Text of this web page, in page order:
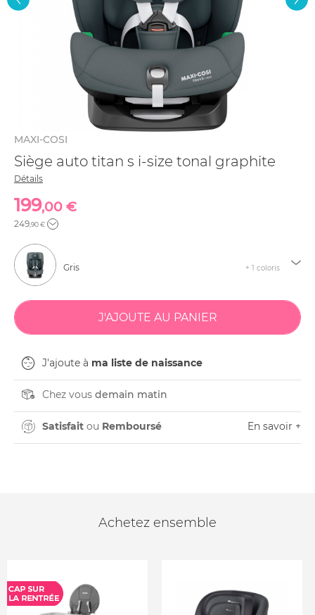
MAXI-COSI
Siège auto titan s i-size tonal graphite
Détails
199,00 €
249,90 €
Gris + 1 coloris
J'ajoute à ma liste de naissance
Chez vous demain matin
Satisfait ou Remboursé En savoir +
Achetez ensemble